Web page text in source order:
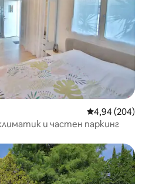
Средна
4,94 (204)
и частен паркинг
гостите